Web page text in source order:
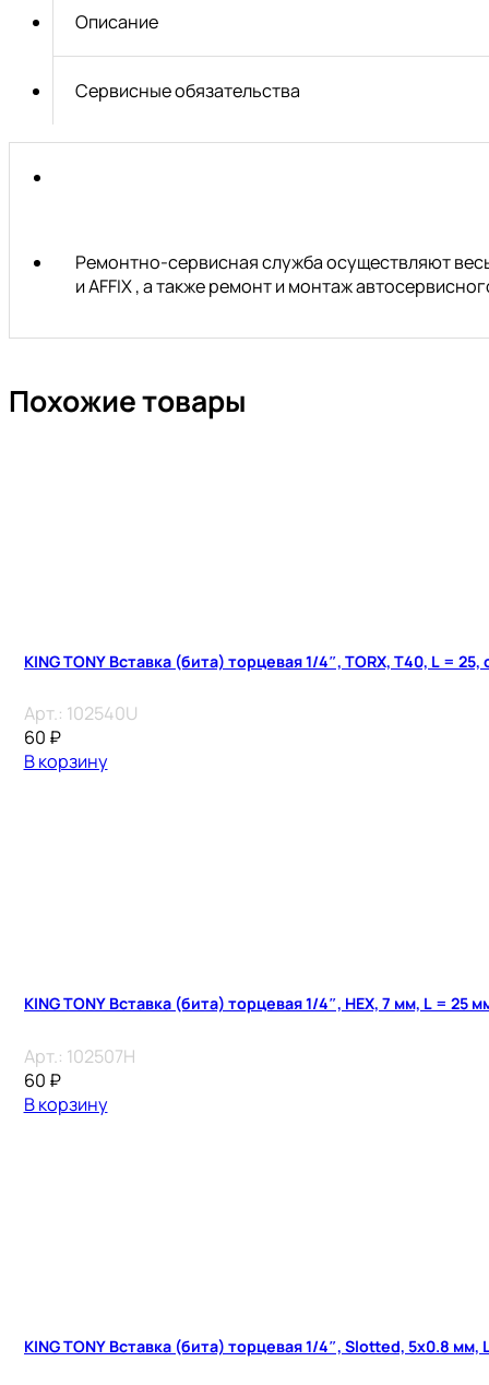
отверствием
TS40Hх25мм
Описание
Сервисные обязательства
Ремонтно-сервисная служба осуществляют
и AFFIX , а также ремонт и монтаж
Похожие товары
KING TONY Вставка (бита) торцевая 1/4″, TORX, T40, L =
Арт.: 102540U
60 ₽
В корзину
KING TONY Вставка (бита) торцевая 1/4″, HEX, 7 мм, L = 25
Арт.: 102507H
60 ₽
В корзину
KING TONY Вставка (бита) торцевая 1/4″, Slotted, 5х0.8 мм,